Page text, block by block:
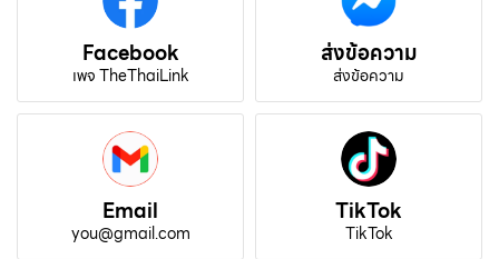
Facebook
เพจ TheThaiLink
ส่งข้อความ
ส่งข้อความ
Email
you@gmail.com
TikTok
TikTok